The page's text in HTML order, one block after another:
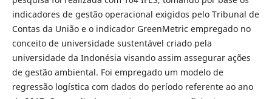
indicadores de gestão operacional exigidos pelo Tribunal de
Contas da União e o indicador GreenMetric empregado no
conceito de universidade sustentável criado pela
universidade da Indonésia visando assim assegurar ações
de gestão ambiental. Foi empregado um modelo de
regressão logística com dados do período referente ao ano